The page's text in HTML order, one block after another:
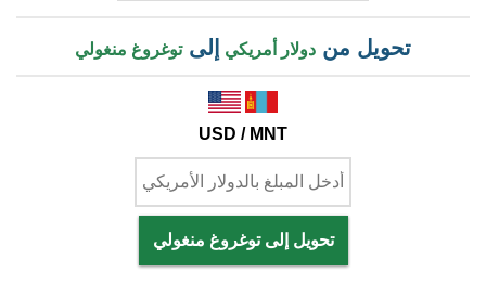
تحويل من دولار أمريكي إلىتوغروغ منغولي
USD / MNT
تحويل إلى توغروغ منغولي